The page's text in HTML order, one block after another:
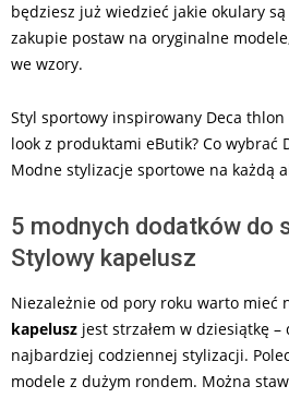
będziesz już wiedzieć jakie okulary
zakupie postaw na oryginalne
we wzory.
Styl sportowy inspirowany Deca
look z produktami eButik? Co wybrać
Modne stylizacje sportowe na każdą
5 modnych dodatków do
Stylowy kapelusz
Niezależnie od pory roku warto mieć
kapelusz jest strzałem w dziesiątkę
najbardziej codziennej stylizacji.
modele z dużym rondem. Można